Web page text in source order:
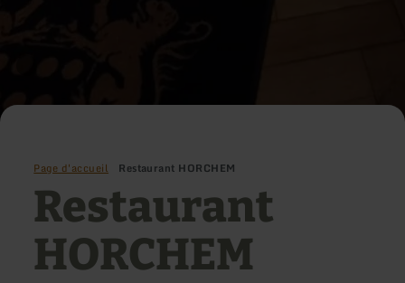
Page d'accueil Restaurant HORCHEM
Restaurant
HORCHEM